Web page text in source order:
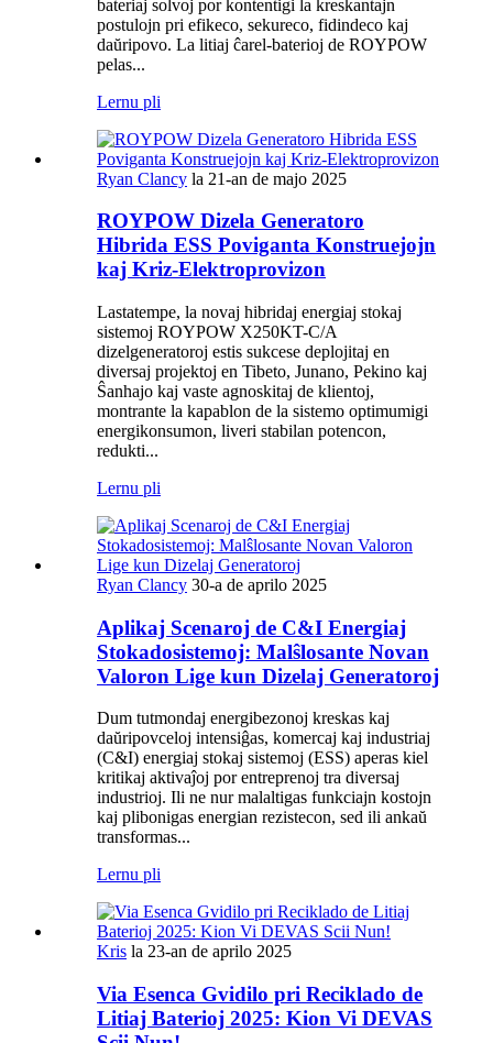
bateriaj solvoj por kontentigi la kreskantajn
postulojn pri efikeco, sekureco, fidindeco kaj
daŭripovo. La litiaj ĉarel-baterioj de ROYPOW
pelas...
Lernu pli
Ryan Clancy la 21-an de majo 2025
ROYPOW Dizela Generatoro
Hibrida ESS Poviganta Konstruejojn
kaj Kriz-Elektroprovizon
Lastatempe, la novaj hibridaj energiaj stokaj
sistemoj ROYPOW X250KT-C/A
dizelgeneratoroj estis sukcese deplojitaj en
diversaj projektoj en Tibeto, Junano, Pekino kaj
Ŝanhajo kaj vaste agnoskitaj de klientoj,
montrante la kapablon de la sistemo optimumigi
energikonsumon, liveri stabilan potencon,
redukti...
Lernu pli
Ryan Clancy 30-a de aprilo 2025
Aplikaj Scenaroj de C&I Energiaj
Stokadosistemoj: Malŝlosante Novan
Valoron Lige kun Dizelaj Generatoroj
Dum tutmondaj energibezonoj kreskas kaj
daŭripovceloj intensiĝas, komercaj kaj industriaj
(C&I) energiaj stokaj sistemoj (ESS) aperas kiel
kritikaj aktivaĵoj por entreprenoj tra diversaj
industrioj. Ili ne nur malaltigas funkciajn kostojn
kaj plibonigas energian rezistecon, sed ili ankaŭ
transformas...
Lernu pli
Kris la 23-an de aprilo 2025
Via Esenca Gvidilo pri Reciklado de
Litiaj Baterioj 2025: Kion Vi DEVAS